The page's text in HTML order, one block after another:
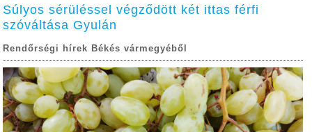
Súlyos sérüléssel végződött két ittas férfi
szóváltása Gyulán
Rendőrségi hírek Békés vármegyéből